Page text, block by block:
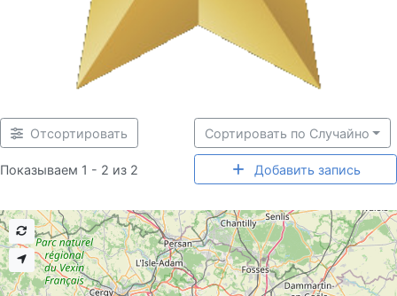
Отсортировать
Показываем 1 - 2 из 2
Сортировать по Случайно
Добавить запись